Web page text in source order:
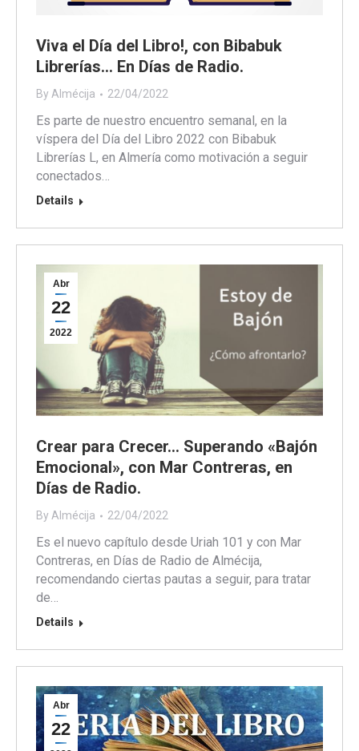
Viva el Día del Libro!, con Bibabuk
Librerías… En Días de Radio.
By Almécija 22/04/2022
Es parte de nuestro encuentro semanal, en la
víspera del Día del Libro 2022 con Bibabuk
Librerías L, en Almería como motivación a seguir
conectados…
Details
Abr
22
2022
Crear para Crecer… Superando «Bajón
Emocional», con Mar Contreras, en
Días de Radio.
By Almécija 22/04/2022
Es el nuevo capítulo desde Uriah 101 y con Mar
Contreras, en Días de Radio de Almécija,
recomendando ciertas pautas a seguir, para tratar
de…
Details
Abr
22